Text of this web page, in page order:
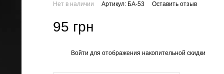
Нет в наличии Артикул: БА-53 Оставить отзыв
95 грн
Войти для отображения накопительной скидки